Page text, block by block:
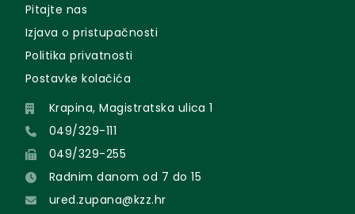
Pitajte nas
Izjava o pristupačnosti
Politika privatnosti
Postavke kolačića
Krapina, Magistratska ulica 1
049/329-111
049/329-255
Radnim danom od 7 do 15
ured.zupana@kzz.hr